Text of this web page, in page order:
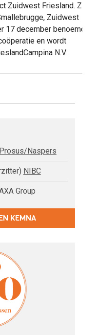
Zuidwest Friesland. Zij
Zuidwest
17 december benoemd
en wordt
N.V.
Prosus/Naspers
NIBC
Group
KEMNA